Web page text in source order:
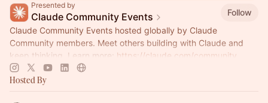
Presented by
Claude Community Events
Follow
Claude Community Events hosted globally by Claude
Community members. Meet others building with Claude and
keep thinking. Learn more: https://claude.com/community
Hosted By